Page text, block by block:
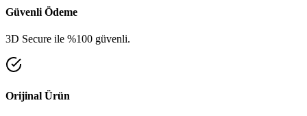
Güvenli Ödeme
3D Secure ile %100 güvenli.
Orijinal Ürün